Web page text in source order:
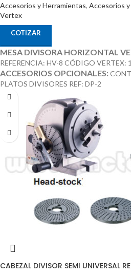
Accesorios y Herramientas, Accesorios
Vertex
COTIZAR
MESA DIVISORA HORIZONTAL
REFERENCIA: HV-8 CÓDIGO VERTEX:
ACCESORIOS OPCIONALES:
PLATOS DIVISORES REF: DP-2
CABEZAL DIVISOR SEMI UNIVERSAL